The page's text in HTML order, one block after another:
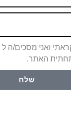
ואני מסכים/ה ל
האתר.
שלח